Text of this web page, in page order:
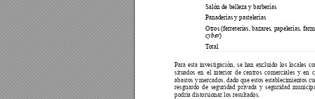
Salón de belleza y barberías
Panaderías y pastelerías
Otros (ferreterías, bazares, papelerías,
cyber)
Total
Para esta investigación, se han excluido los locales
situados en el interior de centros comerciales y en
abastos y mercados, dado que estos establecimientos
resguardo de seguridad privada y seguridad
podría distorsionar los resultados.